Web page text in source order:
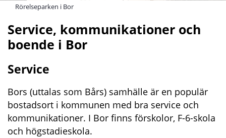
Rörelseparken i Bor
Service, kommunikationer och
boende i Bor
Service
Bors (uttalas som Bårs) samhälle är en populär
bostadsort i kommunen med bra service och
kommunikationer. I Bor finns förskolor, F-6-skola
och högstadieskola.